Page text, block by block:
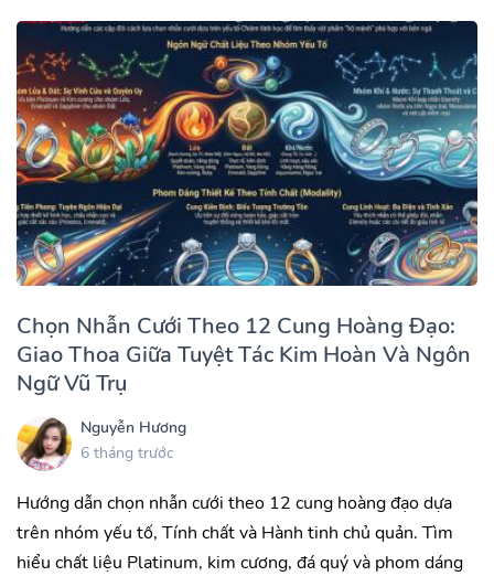
Chọn Nhẫn Cưới Theo 12 Cung Hoàng Đạo:
Giao Thoa Giữa Tuyệt Tác Kim Hoàn Và Ngôn
Ngữ Vũ Trụ
Nguyễn Hương
6 tháng trước
Hướng dẫn chọn nhẫn cưới theo 12 cung hoàng đạo dựa
trên nhóm yếu tố, Tính chất và Hành tinh chủ quản. Tìm
hiểu chất liệu Platinum, kim cương, đá quý và phom dáng